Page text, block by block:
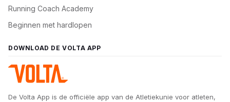
Running Coach Academy
Beginnen met hardlopen
DOWNLOAD DE VOLTA APP
De Volta App is de officiële app van de Atletiekunie voor atleten,